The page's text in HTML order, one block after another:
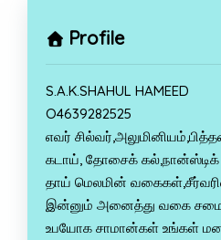
Profile
S.A.K.SHAHUL HAMEED
O4639282525
எவர்
கடாய், தோசைக்
தாய் மெலமின்
இன்னும் அனைத்து வகை
உபயோக சாமான்கள் உங்கள்